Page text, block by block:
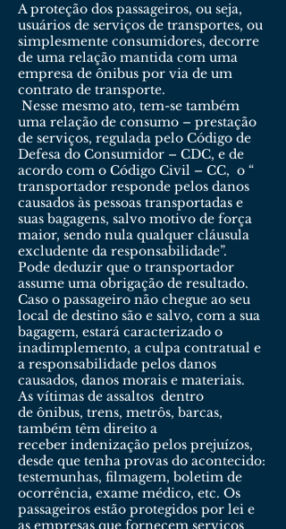
A proteção dos passageiros, ou seja,
usuários de serviços de transportes, ou
simplesmente consumidores, decorre
de uma relação mantida com uma
empresa de ônibus por via de um
contrato de transporte.
Nesse mesmo ato, tem-se também
uma relação de consumo – prestação
de serviços, regulada pelo Código de
Defesa do Consumidor – CDC, e de
acordo com o Código Civil – CC, o “
transportador responde pelos danos
causados às pessoas transportadas e
suas bagagens, salvo motivo de força
maior, sendo nula qualquer cláusula
excludente da responsabilidade”.
Pode deduzir que o transportador
assume uma obrigação de resultado.
Caso o passageiro não chegue ao seu
local de destino são e salvo, com a sua
bagagem, estará caracterizado o
inadimplemento, a culpa contratual e
a responsabilidade pelos danos
causados, danos morais e materiais.
As vítimas de assaltos dentro
de ônibus, trens, metrôs, barcas,
também têm direito a
receber indenização pelos prejuízos,
desde que tenha provas do acontecido:
testemunhas, filmagem, boletim de
ocorrência, exame médico, etc. Os
passageiros estão protegidos por lei e
as empresas que fornecem serviços